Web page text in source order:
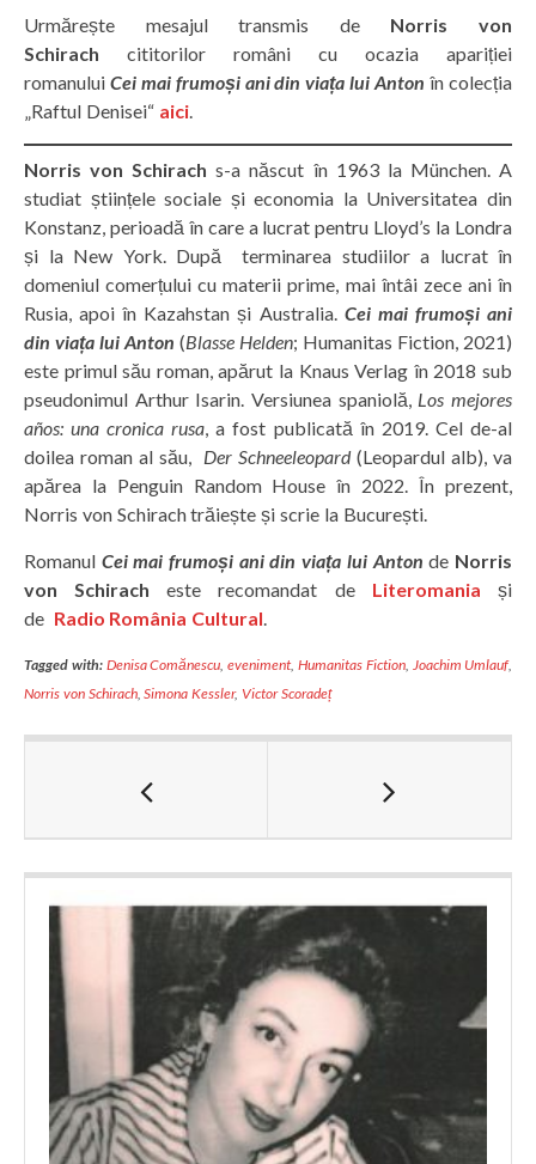
Urmărește mesajul transmis deNorris von
Schirach cititorilor români cu ocazia apariției
romanului Cei mai frumoși ani din viața lui Antonîn colecția
„Raftul Denisei“ aici.
Norris von Schirach s-a născut în 1963 la München. A
studiat științele sociale și economia la Universitatea din
Konstanz, perioadă în care a lucrat pentru Lloyd’s la Londra
și la New York. După terminarea studiilor a lucrat în
domeniul comerțului cu materii prime, mai întâi zece ani în
Rusia, apoi în Kazahstan și Australia. Cei mai frumoși ani
din viața lui Anton (Blasse Helden; Humanitas Fiction, 2021)
este primul său roman, apărut la Knaus Verlag în 2018 sub
pseudonimul Arthur Isarin. Versiunea spaniolă, Los mejores
años: una cronica rusa, a fost publicată în 2019. Cel de-al
doilea roman al său, Der Schneeleopard(Leopardul alb), va
apărea la Penguin Random House în 2022. În prezent,
Norris von Schirach trăiește și scrie la București.
Romanul Cei mai frumoși ani din viața lui Antonde Norris
von Schiracheste recomandat de Literomania și
de Radio România Cultural.
Tagged with: Denisa Comănescu,eveniment,Humanitas Fiction, Joachim Umlauf,
Norris von Schirach,Simona Kessler,Victor Scoradeț